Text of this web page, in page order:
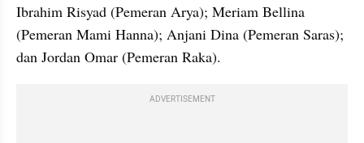
⁠Ibrahim Risyad (Pemeran Arya); Meriam Bellina
(Pemeran Mami Hanna); Anjani Dina (Pemeran Saras);
dan Jordan Omar (Pemeran Raka).
ADVERTISEMENT